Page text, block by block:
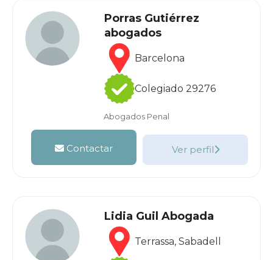
Porras Gutiérrez
abogados
Barcelona
Colegiado 29276
Abogados Penal
Contactar Ver perfil
Lidia Guil Abogada
Terrassa, Sabadell